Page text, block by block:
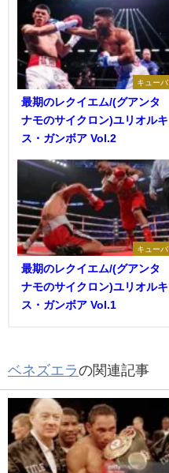
キューバ
最期のレクイエム/(グアンタ
ナモのサイクロン)ユリオルキ
ス・ガンボア Vol.2
キューバ
最期のレクイエム/(グアンタ
ナモのサイクロン)ユリオルキ
ス・ガンボア Vol.1
ベネズエラの関連記事